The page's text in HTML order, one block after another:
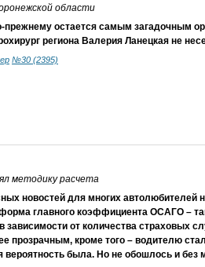
области
прежнему остается самым загадочным
региона Валерия Ланецкая не
№30 (2395)
методику расчета
новостей для многих автолюбителей
главного коэффициента ОСАГО –
зависимости от количества страховых
прозрачным, кроме того – водителю
вероятность была. Но не обошлось и без